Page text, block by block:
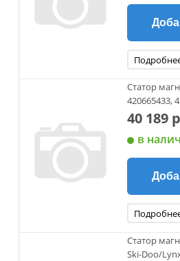
Статор
420665433,
40 189
в
Статор
Ski-Doo/